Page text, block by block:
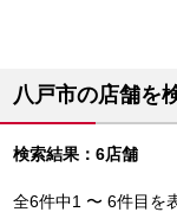
八戸市の店舗を
検索結果：6店舗
全6件中1 〜 6件目を